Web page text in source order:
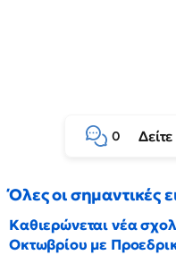
0
Όλες οι σημαντικές
Καθιερώνεται νέα
Οκτωβρίου με